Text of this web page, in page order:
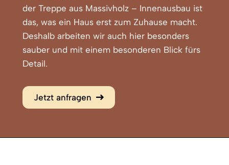
der Treppe aus Massivholz – Innenausbau ist
das, was ein Haus erst zum Zuhause macht.
Deshalb arbeiten wir auch hier besonders
sauber und mit einem besonderen Blick fürs
Detail.
Jetzt anfragen